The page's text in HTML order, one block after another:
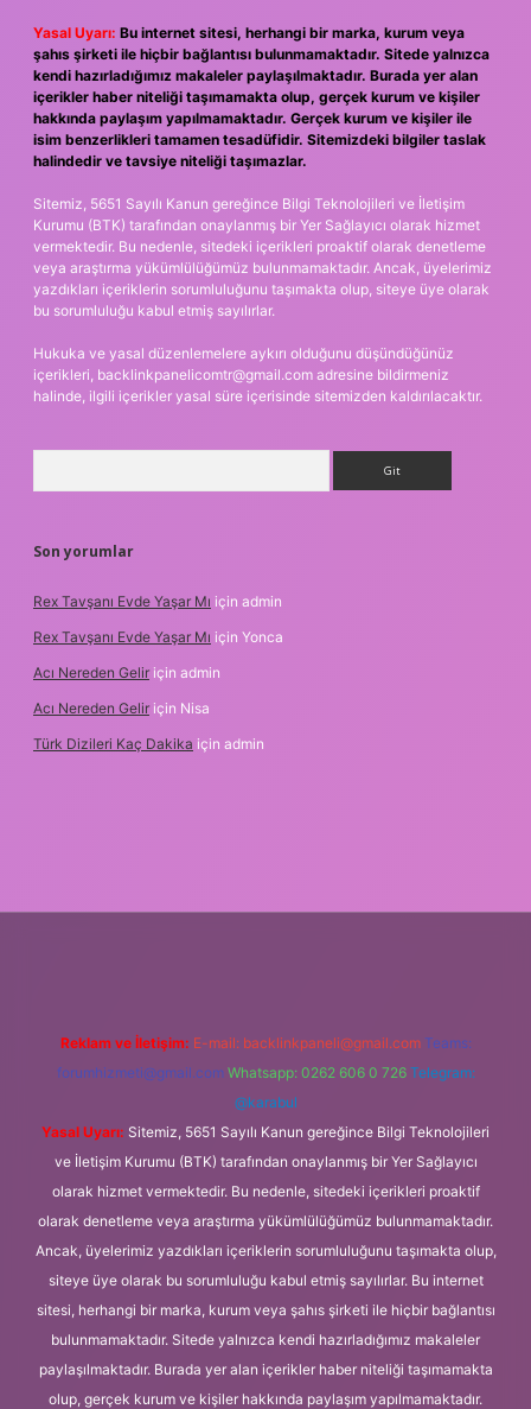
Yasal Uyarı: Bu internet sitesi, herhangi bir marka, kurum veya
şahıs şirketi ile hiçbir bağlantısı bulunmamaktadır. Sitede yalnızca
kendi hazırladığımız makaleler paylaşılmaktadır. Burada yer alan
içerikler haber niteliği taşımamakta olup, gerçek kurum ve kişiler
hakkında paylaşım yapılmamaktadır. Gerçek kurum ve kişiler ile
isim benzerlikleri tamamen tesadüfidir. Sitemizdeki bilgiler taslak
halindedir ve tavsiye niteliği taşımazlar.
Sitemiz, 5651 Sayılı Kanun gereğince Bilgi Teknolojileri ve İletişim
Kurumu (BTK) tarafından onaylanmış bir Yer Sağlayıcı olarak hizmet
vermektedir. Bu nedenle, sitedeki içerikleri proaktif olarak denetleme
veya araştırma yükümlülüğümüz bulunmamaktadır. Ancak, üyelerimiz
yazdıkları içeriklerin sorumluluğunu taşımakta olup, siteye üye olarak
bu sorumluluğu kabul etmiş sayılırlar.
Hukuka ve yasal düzenlemelere aykırı olduğunu düşündüğünüz
içerikleri, backlinkpanelicomtr@gmail.com adresine bildirmeniz
halinde, ilgili içerikler yasal süre içerisinde sitemizden kaldırılacaktır.
Son yorumlar
Rex Tavşanı Evde Yaşar Mı için admin
Rex Tavşanı Evde Yaşar Mı için Yonca
Acı Nereden Gelir için admin
Acı Nereden Gelir için Nisa
Türk Dizileri Kaç Dakika için admin
Reklam ve İletişim: E-mail: backlinkpaneli@gmail.com Teams:
forumhizmeti@gmail.com Whatsapp: 0262 606 0 726 Telegram:
@karabul
Yasal Uyarı: Sitemiz, 5651 Sayılı Kanun gereğince Bilgi Teknolojileri
ve İletişim Kurumu (BTK) tarafından onaylanmış bir Yer Sağlayıcı
olarak hizmet vermektedir. Bu nedenle, sitedeki içerikleri proaktif
olarak denetleme veya araştırma yükümlülüğümüz bulunmamaktadır.
Ancak, üyelerimiz yazdıkları içeriklerin sorumluluğunu taşımakta olup,
siteye üye olarak bu sorumluluğu kabul etmiş sayılırlar. Bu internet
sitesi, herhangi bir marka, kurum veya şahıs şirketi ile hiçbir bağlantısı
bulunmamaktadır. Sitede yalnızca kendi hazırladığımız makaleler
paylaşılmaktadır. Burada yer alan içerikler haber niteliği taşımamakta
olup, gerçek kurum ve kişiler hakkında paylaşım yapılmamaktadır.